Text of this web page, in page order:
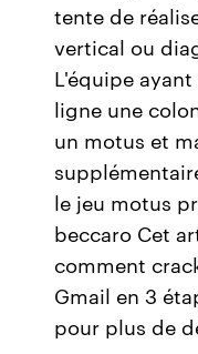
tente de
vertical ou
L'équipe
ligne une
un motus et
le jeu motus
beccaro Cet
comment
Gmail en 3
pour plus de